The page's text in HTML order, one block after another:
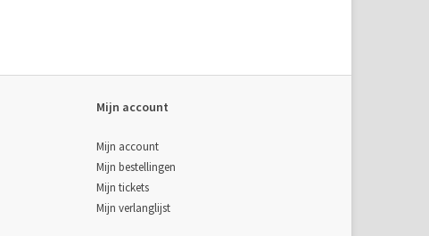
Mijn account
Mijn account
Mijn bestellingen
Mijn tickets
Mijn verlanglijst